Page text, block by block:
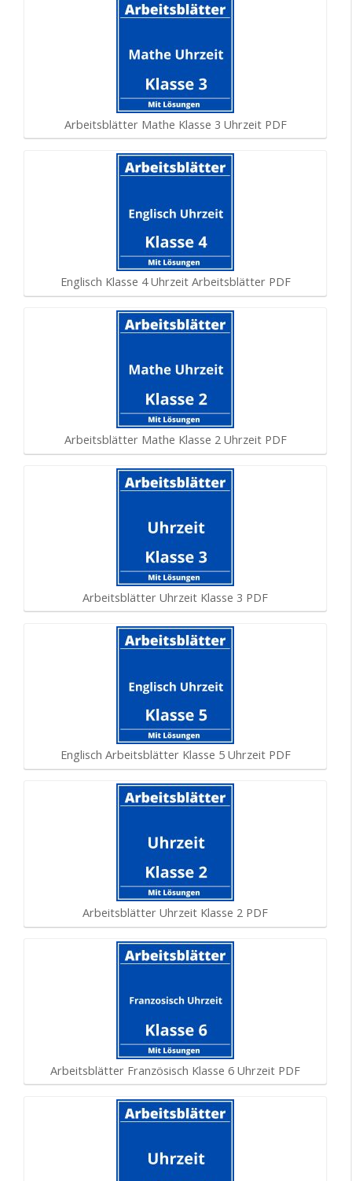
Arbeitsblätter Mathe Klasse 3 Uhrzeit PDF
Englisch Klasse 4 Uhrzeit Arbeitsblätter PDF
Arbeitsblätter Mathe Klasse 2 Uhrzeit PDF
Arbeitsblätter Uhrzeit Klasse 3 PDF
Englisch Arbeitsblätter Klasse 5 Uhrzeit PDF
Arbeitsblätter Uhrzeit Klasse 2 PDF
Arbeitsblätter Französisch Klasse 6 Uhrzeit PDF